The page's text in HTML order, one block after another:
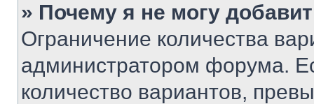
» Почему я не могу
Ограничение количества
администратором форума.
количество вариантов,